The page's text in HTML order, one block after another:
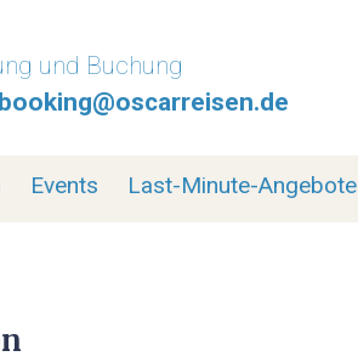
HOME
2026
und Buchung
booking@oscarreisen.de
Events Last-Minute-Angebote